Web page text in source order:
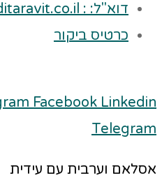
דוא"ל: : idit@iditaravit.co.il
כרטיס ביקור
Facebook Linkedin
Telegram
אסלאם וערבית עם עידית